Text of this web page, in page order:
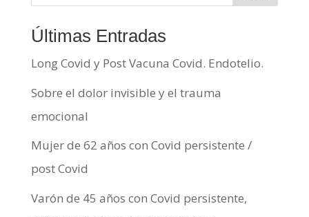
Últimas Entradas
Long Covid y Post Vacuna Covid. Endotelio.
Sobre el dolor invisible y el trauma
emocional
Mujer de 62 años con Covid persistente /
post Covid
Varón de 45 años con Covid persistente,